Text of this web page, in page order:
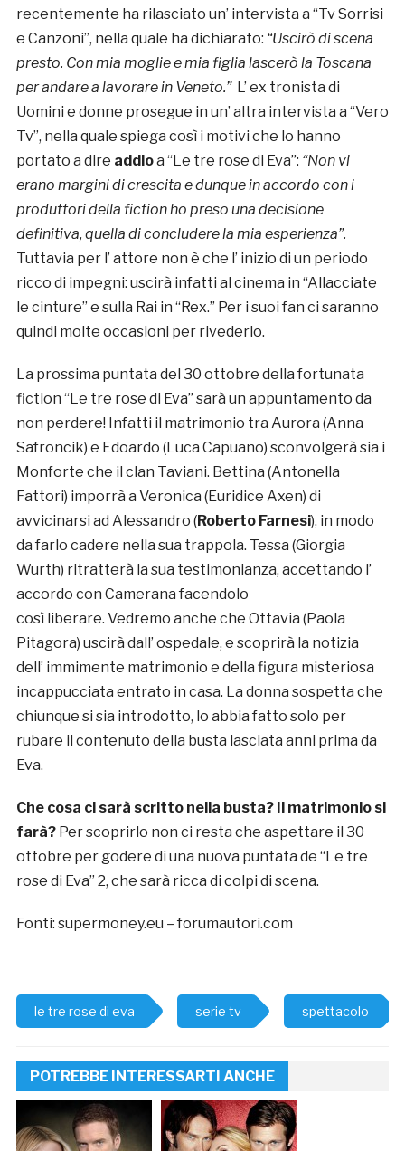
recentemente ha rilasciato un’ intervista a “Tv Sorrisi
e Canzoni”, nella quale ha dichiarato: “Uscirò di scena
presto. Con mia moglie e mia figlia lascerò la Toscana
per andare a lavorare in Veneto.” L’ ex tronista di
Uomini e donne prosegue in un’ altra intervista a “Vero
Tv”, nella quale spiega così i motivi che lo hanno
portato a dire addioa “Le tre rose di Eva”: “Non vi
erano margini di crescita e dunque in accordo con i
produttori della fiction ho preso una decisione
definitiva, quella di concludere la mia esperienza”.
Tuttavia per l’ attore non è che l’ inizio di un periodo
ricco di impegni: uscirà infatti al cinema in “Allacciate
le cinture” e sulla Rai in “Rex.” Per i suoi fan ci saranno
quindi molte occasioni per rivederlo.
La prossima puntata del 30 ottobre della fortunata
fiction “Le tre rose di Eva” sarà un appuntamento da
non perdere! Infatti il matrimonio tra Aurora (Anna
Safroncik) e Edoardo (Luca Capuano) sconvolgerà sia i
Monforte che il clan Taviani. Bettina (Antonella
Fattori) imporrà a Veronica (Euridice Axen) di
avvicinarsi ad Alessandro (Roberto Farnesi), in modo
da farlo cadere nella sua trappola. Tessa (Giorgia
Wurth) ritratterà la sua testimonianza, accettando l’
accordo con Camerana facendolo
così liberare. Vedremo anche che Ottavia (Paola
Pitagora) uscirà dall’ ospedale, e scoprirà la notizia
dell’ immimente matrimonio e della figura misteriosa
incappucciata entrato in casa. La donna sospetta che
chiunque si sia introdotto, lo abbia fatto solo per
rubare il contenuto della busta lasciata anni prima da
Eva.
Che cosa ci sarà scritto nella busta? Il matrimonio si
farà?Per scoprirlo non ci resta che aspettare il 30
ottobre per godere di una nuova puntata de “Le tre
rose di Eva” 2, che sarà ricca di colpi di scena.
Fonti: supermoney.eu – forumautori.com
le tre rose di eva serie tv spettacolo
POTREBBE INTERESSARTI ANCHE